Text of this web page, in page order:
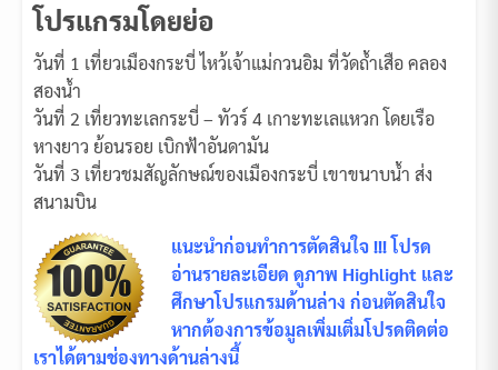
โปรแกรมโดยย่อ
วันที่ 1 เที่ยวเมืองกระบี่ ไหว้เจ้าแม่กวนอิม ที่วัดถ้ำเสือ คลอง
สองน้ำ
วันที่ 2 เที่ยวทะเลกระบี่ – ทัวร์ 4 เกาะทะเลแหวก โดยเรือ
หางยาว ย้อนรอย เบิกฟ้าอันดามัน
วันที่ 3 เที่ยวชมสัญลักษณ์ของเมืองกระบี่ เขาขนาบน้ำ ส่ง
สนามบิน
แนะนำก่อนทำการตัดสินใจ !!! โปรด
อ่านรายละเอียด ดูภาพ Highlight และ
ศึกษาโปรแกรมด้านล่าง ก่อนตัดสินใจ
หากต้องการข้อมูลเพิ่มเติ่มโปรดติดต่อ
เราได้ตามช่องทางด้านล่างนี้